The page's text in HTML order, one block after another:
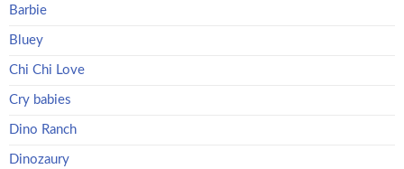
Barbie
Bluey
Chi Chi Love
Cry babies
Dino Ranch
Dinozaury